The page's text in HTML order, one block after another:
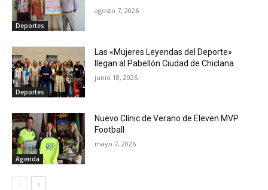
Deportes
agosto 7, 2026
Deportes
Las «Mujeres Leyendas del Deporte»
llegan al Pabellón Ciudad de Chiclana
junio 18, 2026
Agenda
Nuevo Clínic de Verano de Eleven MVP
Football
mayo 7, 2026